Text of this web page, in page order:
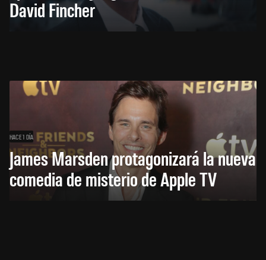
David Fincher
HACE 1 DÍA
James Marsden protagonizará la nueva
comedia de misterio de Apple TV